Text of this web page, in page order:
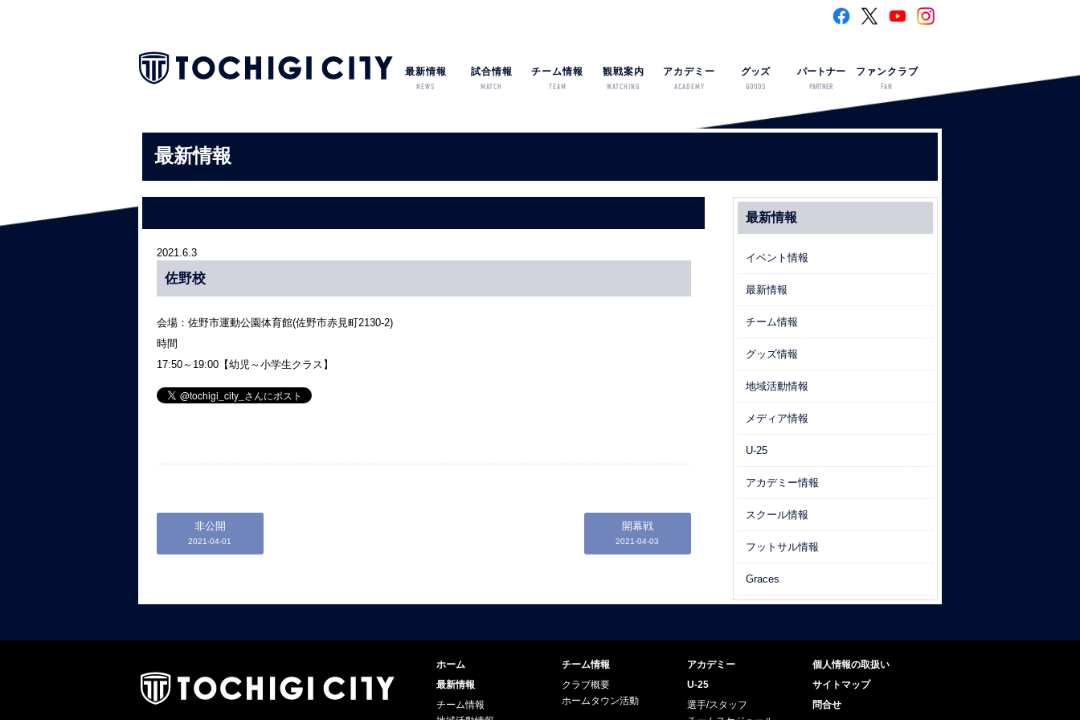
最新情報
NEWS
試合情報
MATCH
チーム情報
TEAM
観戦案内
WATCHING
アカデミー
ACADEMY
グッズ
GOODS
パートナー
PARTNER
ファンクラブ
FAN
最新情報
2021.6.3
佐野校
会場：佐野市運動公園体育館(佐野市赤見町2130-2)
時間
17:50～19:00【幼児～小学生クラス】
非公開
2021-04-01
開幕戦
2021-04-03
最新情報
イベント情報
最新情報
チーム情報
グッズ情報
地域活動情報
メディア情報
U-25
アカデミー情報
スクール情報
フットサル情報
Graces
ホーム
最新情報
チーム情報
チーム情報
クラブ概要
ホームタウン活動
アカデミー
U-25
選手/スタッフ
個人情報の取扱い
サイトマップ
問合せ